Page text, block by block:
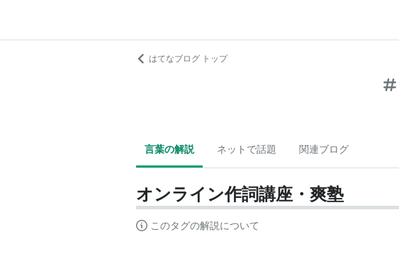
はてなブログ トップ
言葉の解説 ネットで話題 関連ブログ
オンライン作詞講座・爽塾
このタグの解説について